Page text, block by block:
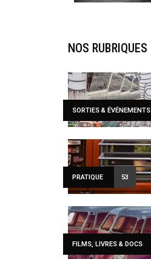
NOS RUBRIQUES
SORTIES & ÉVÉNEMENTS
PRATIQUE 53
FILMS, LIVRES & DOCS